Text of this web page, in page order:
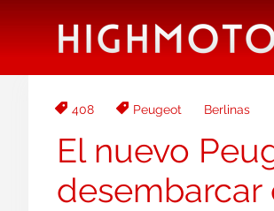
408 Peugeot Berlinas
El nuevo